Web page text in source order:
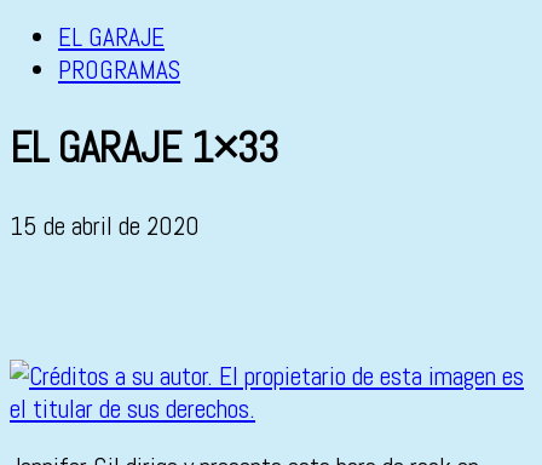
EL GARAJE
PROGRAMAS
EL GARAJE 1×33
15 de abril de 2020